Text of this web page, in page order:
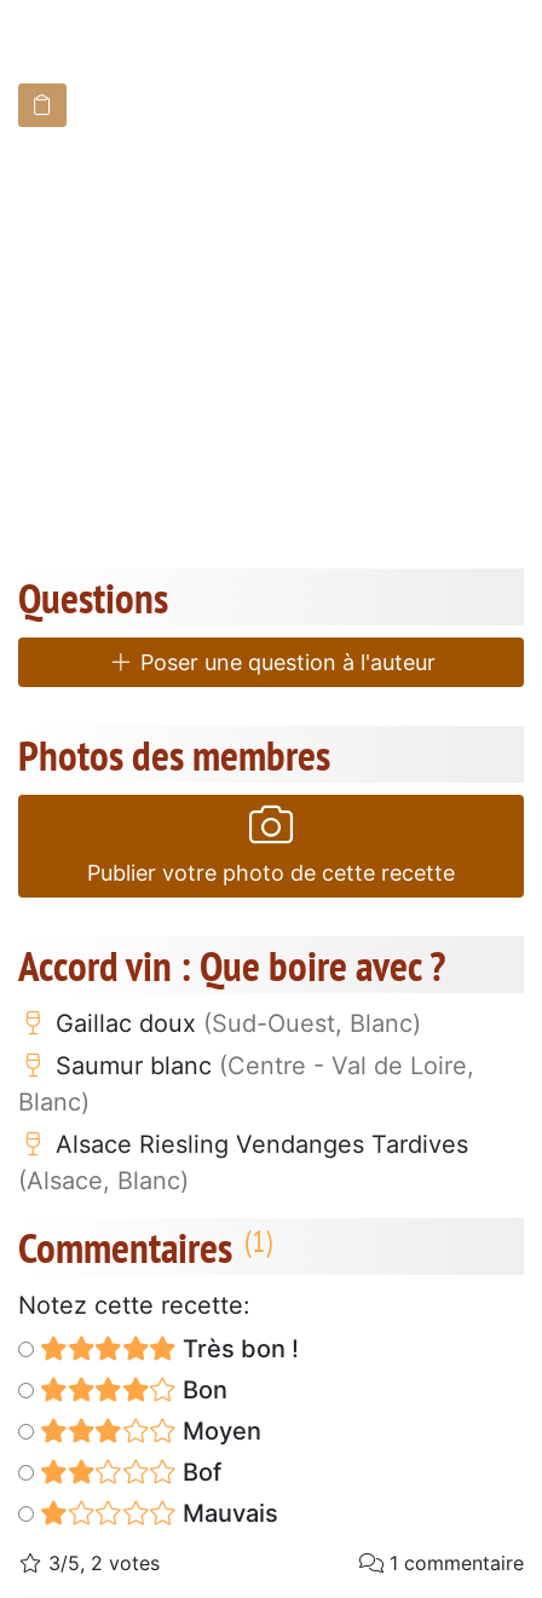
Questions
Poser une question à l'auteur
Photos des membres
Publier votre photo de cette recette
Accord vin : Que boire avec ?
Gaillac doux (Sud-Ouest, Blanc)
Saumur blanc (Centre - Val de Loire,
Blanc)
Alsace Riesling Vendanges Tardives
(Alsace, Blanc)
Commentaires
Notez cette recette:
Très bon !
Bon
Moyen
Bof
Mauvais
3/5, 2 votes 1 commentaire